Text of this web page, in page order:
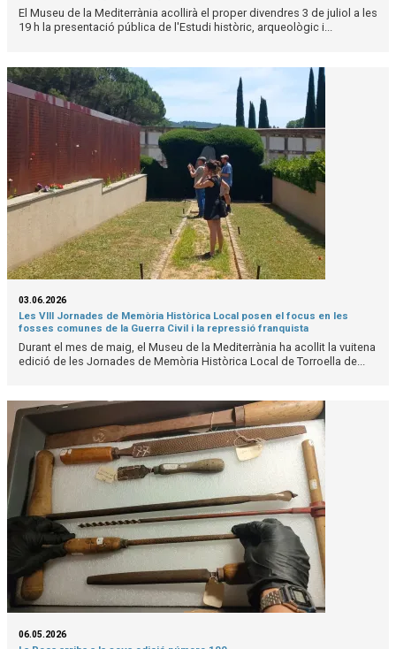
El Museu de la Mediterrània acollirà el proper divendres 3 de juliol a les
19 h la presentació pública de l'Estudi històric, arqueològic i...
03.06.2026
Les VIII Jornades de Memòria Històrica Local posen el focus en les
fosses comunes de la Guerra Civil i la repressió franquista
Durant el mes de maig, el Museu de la Mediterrània ha acollit la vuitena
edició de les Jornades de Memòria Històrica Local de Torroella de...
06.05.2026